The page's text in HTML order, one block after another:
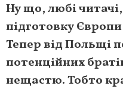
Ну що, любі
підготовку
Тепер від Польщі
потенційних
нещастю. Тобто